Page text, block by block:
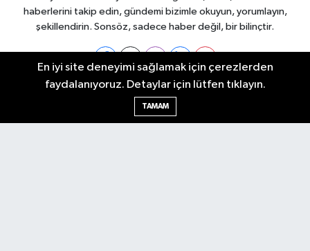
haberlerini takip edin, gündemi bizimle okuyun, yorumlayın,
şekillendirin. Sonsöz, sadece haber değil, bir bilinçtir.
Ankara Nöbetçi Eczaneler
En iyi site deneyimi sağlamak için çerezlerden
faydalanıyoruz. Detaylar için lütfen tıklayın.
TAMAM